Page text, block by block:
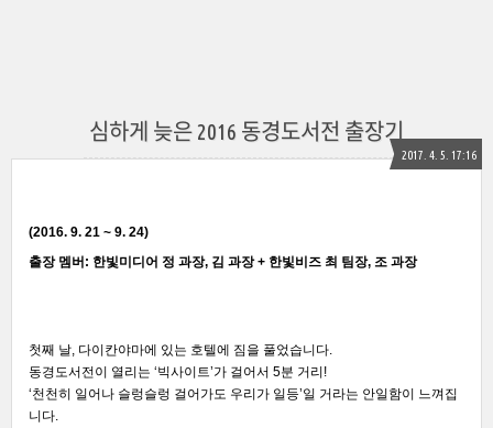
심하게 늦은 2016 동경도서전 출장기
2017. 4. 5. 17:16
(2016. 9. 21 ~ 9. 24)
출장 멤버: 한빛미디어 정 과장, 김 과장 + 한빛비즈 최 팀장, 조 과장
첫째 날, 다이칸야마에 있는 호텔에 짐을 풀었습니다.
동경도서전이 열리는 ‘빅사이트’가 걸어서 5분 거리!
‘천천히 일어나 슬렁슬렁 걸어가도 우리가 일등’일 거라는 안일함이 느껴집
니다.